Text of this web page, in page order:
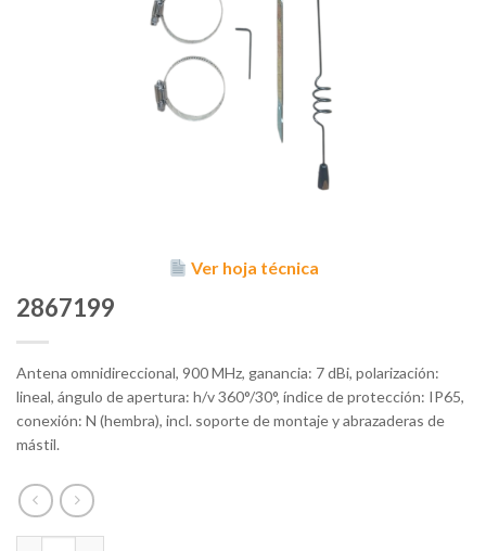
Ver hoja técnica
2867199
Antena omnidireccional, 900 MHz, ganancia: 7 dBi, polarización:
lineal, ángulo de apertura: h/v 360°/30°, índice de protección: IP65,
conexión: N (hembra), incl. soporte de montaje y abrazaderas de
mástil.